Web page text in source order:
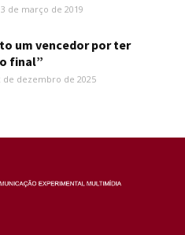
de março de 2019
um vencedor por ter
final”
de dezembro de 2025